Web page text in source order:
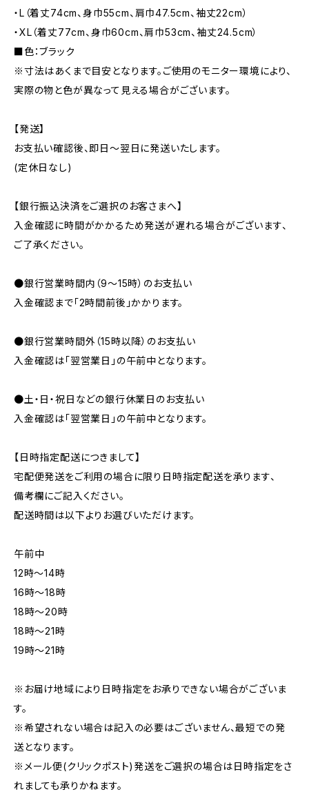
・L（着丈74cm、身巾55cm、肩巾47.5cm、袖丈22cm）
・XL（着丈77cm、身巾60cm、肩巾53cm、袖丈24.5cm）
■色：ブラック
※寸法はあくまで目安となります。ご使用のモニター環境により、
実際の物と色が異なって見える場合がございます。
【発送】
お支払い確認後、即日〜翌日に発送いたします。
(定休日なし)
【銀行振込決済をご選択のお客さまへ】
入金確認に時間がかかるため発送が遅れる場合がございます、
ご了承ください。
●銀行営業時間内（9〜15時）のお支払い
入金確認まで「2時間前後」かかります。
●銀行営業時間外（15時以降）のお支払い
入金確認は「翌営業日」の午前中となります。
●土・日・祝日などの銀行休業日のお支払い
入金確認は「翌営業日」の午前中となります。
【日時指定配送につきまして】
宅配便発送をご利用の場合に限り日時指定配送を承ります、
備考欄にご記入ください。
配送時間は以下よりお選びいただけます。
午前中
12時〜14時
16時〜18時
18時〜20時
18時〜21時
19時〜21時
※お届け地域により日時指定をお承りできない場合がございま
す。
※希望されない場合は記入の必要はございません、最短での発
送となります。
※メール便(クリックポスト)発送をご選択の場合は日時指定をさ
れましても承りかねます。